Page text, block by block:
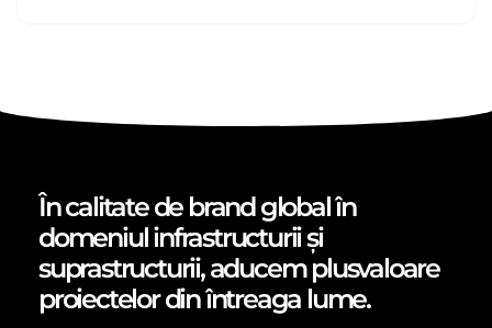
În calitate de brand global în
domeniul infrastructurii și
suprastructurii, aducem plusvaloare
proiectelor din întreaga lume.